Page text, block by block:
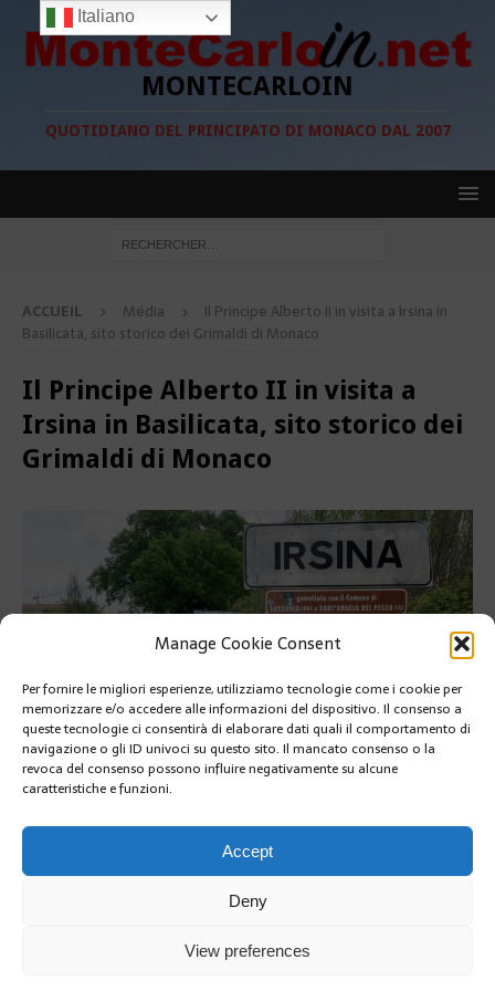
Manage Cookie Consent
Per fornire le migliori esperienze, utilizziamo tecnologie come i cookie per
memorizzare e/o accedere alle informazioni del dispositivo. Il consenso a
queste tecnologie ci consentirà di elaborare dati quali il comportamento di
navigazione o gli ID univoci su questo sito. Il mancato consenso o la
revoca del consenso possono influire negativamente su alcune
caratteristiche e funzioni.
Accept
Deny
View preferences
MONTECARLOIN
QUOTIDIANO DEL PRINCIPATO DI MONACO DAL 2007
ACCUEIL Média
Il Principe Alberto II in visita a Irsina in
Basilicata, sito storico dei Grimaldi di Monaco
Il Principe Alberto II in visita a
Irsina in Basilicata, sito storico dei
Grimaldi di Monaco
Italiano